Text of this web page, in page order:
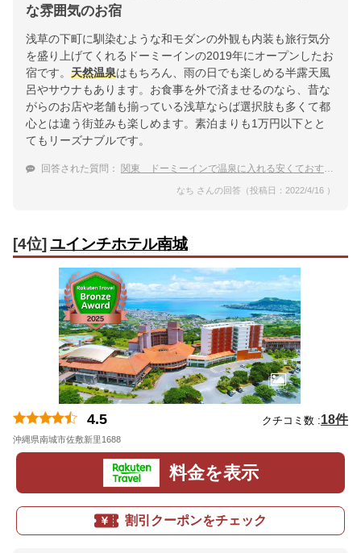
な雰囲気のお宿
浅草の下町に馴染むような和モダンの外観も内装も旅行気分
を盛り上げてくれるドーミーインの2019年にオープンしたお
宿です。 天然温泉はもちろん、雨の日でも楽しめる半露天風
呂やサウナもあります。お食事を外で済ませるのなら、昔な
がらのお店や老舗も揃っている浅草ならば選択肢も多くて都
心とは違う街並みも楽しめます。素泊まりも1万円以下とと
てもリーズナブルです。
回答された質問： 関東 ドーミーインで温泉に入れる安くておすすめのホテル
なち さんの回答（投稿日：2022/4/16 ）
[4位] ユインチホテル南城
4.5 クチコミ数 :18件
沖縄県南城市佐敷新里1688
料金を表示
割引クーポンをチェック